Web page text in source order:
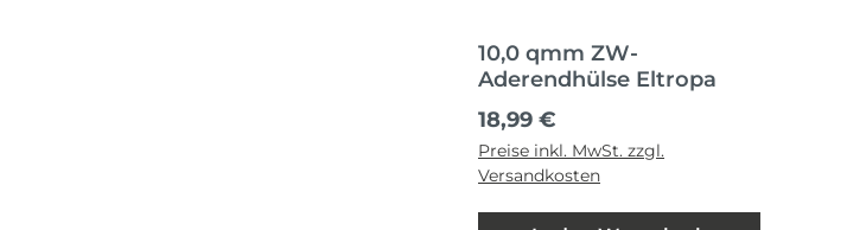
10,0 qmm ZW-
Aderendhülse Eltropa
Regulärer Preis:
18,99 €
Preise inkl. MwSt. zzgl.
Versandkosten